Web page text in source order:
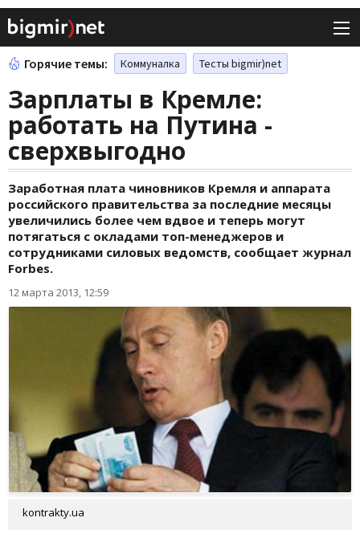
Горячие темы: Коммуналка Тесты bigmir)net
Зарплаты в Кремле:
работать на Путина -
сверхвыгодно
Заработная плата чиновников Кремля и аппарата
российского правительства за последние месяцы
увеличились более чем вдвое и теперь могут
потягаться с окладами топ-менеджеров и
сотрудниками силовых ведомств, сообщает журнал
Forbes.
12 марта 2013, 12:59
kontrakty.ua